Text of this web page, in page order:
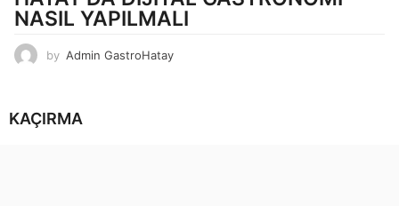
NASIL YAPILMALI
by Admin GastroHatay
KAÇIRMA